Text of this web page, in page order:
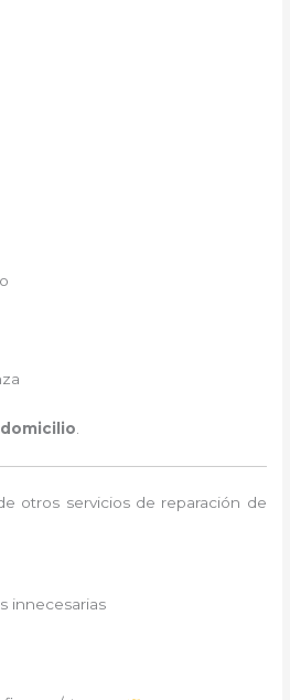
otros servicios de reparación de
innecesarias